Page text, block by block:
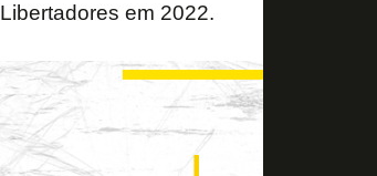
Libertadores em 2022.